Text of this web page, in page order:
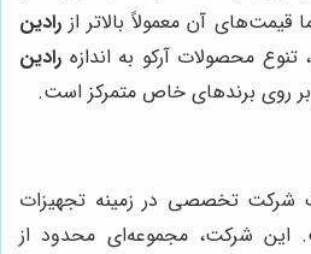
قیمت‌های آن معمولاً بالاتر از رادین
محصولات آرکو به اندازه رادین
روی برندهای خاص متمرکز است.
شرکت تخصصی در زمینه تجهیزات
این شرکت، مجموعه‌ای محدود از